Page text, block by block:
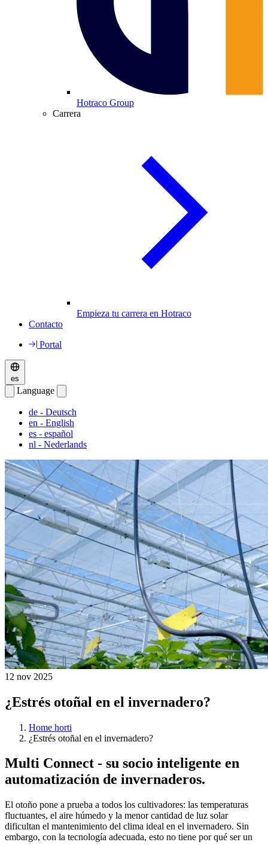
Hotraco Group
Carrera
Empieza tu carrera en Hotraco
Contacto
Portal
es
Language
de - Deutsch
en - English
es - español
nl - Nederlands
12 nov 2025
¿Estrés otoñal en el invernadero?
Home horti
¿Estrés otoñal en el invernadero?
Multi Connect - su socio inteligente en
automatización de invernaderos.
El otoño pone a prueba a todos los cultivadores: las temperaturas
fluctuantes, el aire húmedo y la menor cantidad de luz solar
dificultan el mantenimiento del clima ideal en el invernadero. Sin
embargo, con la tecnología adecuada, esto no tiene por qué ser un